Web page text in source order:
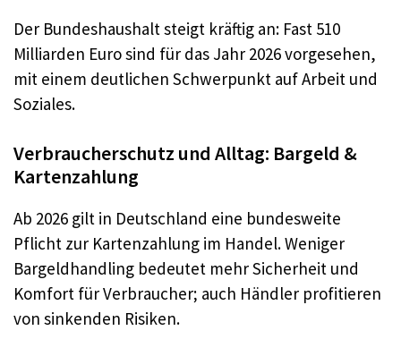
Der Bundeshaushalt steigt kräftig an: Fast 510
Milliarden Euro sind für das Jahr 2026 vorgesehen,
mit einem deutlichen Schwerpunkt auf Arbeit und
Soziales.
Verbraucherschutz und Alltag: Bargeld &
Kartenzahlung
Ab 2026 gilt in Deutschland eine bundesweite
Pflicht zur Kartenzahlung im Handel. Weniger
Bargeldhandling bedeutet mehr Sicherheit und
Komfort für Verbraucher; auch Händler profitieren
von sinkenden Risiken.